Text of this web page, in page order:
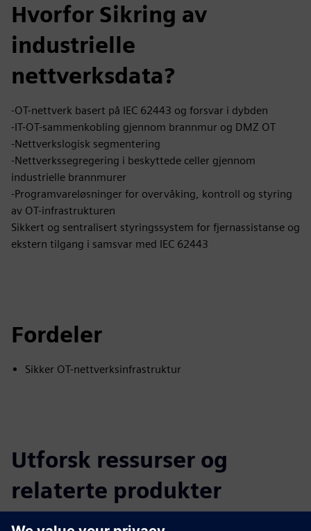
Hvorfor Sikring av
industrielle
nettverksdata?
-OT-nettverk basert på IEC 62443 og forsvar i dybden
-IT-OT-sammenkobling gjennom brannmur og DMZ OT
-Nettverkslogisk segmentering
-Nettverkssegregering i beskyttede celler gjennom
industrielle brannmurer
-Programvareløsninger for overvåking, kontroll og styring
av OT-infrastrukturen
Sikkert og sentralisert styringssystem for fjernassistanse og
ekstern tilgang i samsvar med IEC 62443
Fordeler
Sikker OT-nettverksinfrastruktur
Utforsk ressurser og
relaterte produkter